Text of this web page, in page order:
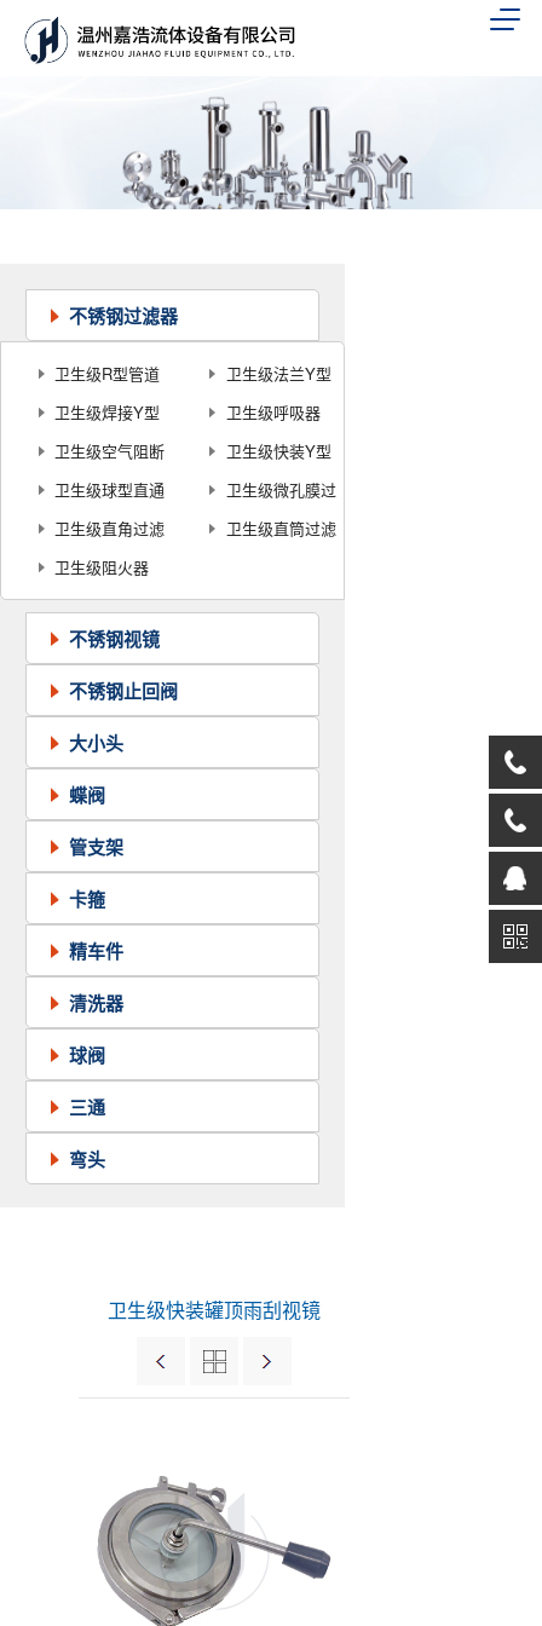
不锈钢过滤器
卫生级R型管道
过滤器
卫生级法兰Y型
过滤器
卫生级焊接Y型
过滤器
卫生级呼吸器
卫生级空气阻断
卫生级快装Y型
过滤器
卫生级球型直通
过滤器
卫生级微孔膜过
卫生级直角过滤
卫生级直筒过滤
卫生级阻火器
不锈钢视镜
不锈钢止回阀
大小头
蝶阀
管支架
卡箍
精车件
清洗器
球阀
三通
弯头
卫生级快装罐顶雨刮视镜